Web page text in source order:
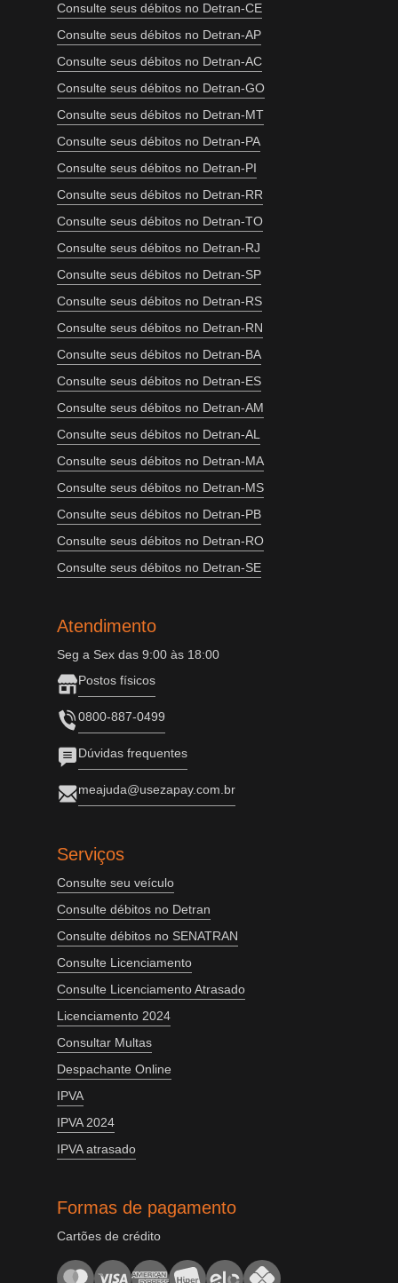
Consulte seus débitos no Detran-CE
Consulte seus débitos no Detran-AP
Consulte seus débitos no Detran-AC
Consulte seus débitos no Detran-GO
Consulte seus débitos no Detran-MT
Consulte seus débitos no Detran-PA
Consulte seus débitos no Detran-PI
Consulte seus débitos no Detran-RR
Consulte seus débitos no Detran-TO
Consulte seus débitos no Detran-RJ
Consulte seus débitos no Detran-SP
Consulte seus débitos no Detran-RS
Consulte seus débitos no Detran-RN
Consulte seus débitos no Detran-BA
Consulte seus débitos no Detran-ES
Consulte seus débitos no Detran-AM
Consulte seus débitos no Detran-AL
Consulte seus débitos no Detran-MA
Consulte seus débitos no Detran-MS
Consulte seus débitos no Detran-PB
Consulte seus débitos no Detran-RO
Consulte seus débitos no Detran-SE
Atendimento
Seg a Sex das 9:00 às 18:00
Postos físicos
0800-887-0499
Dúvidas frequentes
meajuda@usezapay.com.br
Serviços
Consulte seu veículo
Consulte débitos no Detran
Consulte débitos no SENATRAN
Consulte Licenciamento
Consulte Licenciamento Atrasado
Licenciamento 2024
Consultar Multas
Despachante Online
IPVA
IPVA 2024
IPVA atrasado
Formas de pagamento
Cartões de crédito